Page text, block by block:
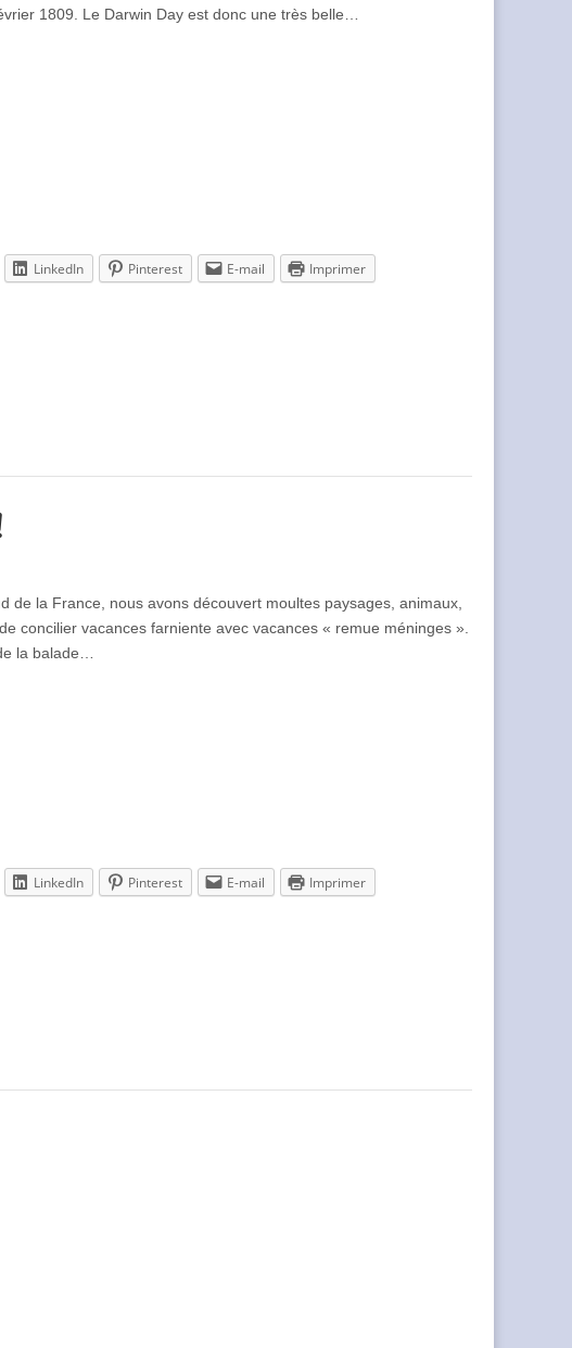
1809. Le Darwin Day est donc une très belle…
LinkedIn Pinterest E-mail Imprimer
de la France, nous avons découvert moultes paysages, animaux,
concilier vacances farniente avec vacances « remue méninges ».
la balade…
LinkedIn Pinterest E-mail Imprimer